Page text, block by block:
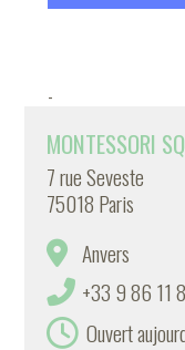
-
MONTESSORI
7 rue Seveste
75018 Paris
Anvers
+33 9 86 11
Ouvert